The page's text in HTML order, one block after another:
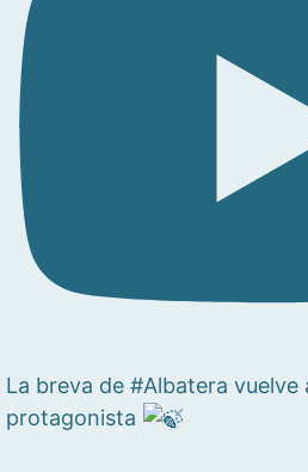
La breva de #Albatera
protagonista